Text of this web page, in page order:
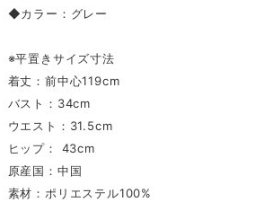
◆カラー：グレー
※平置きサイズ寸法
着丈：前中心119cm
バスト：34cm
ウエスト：31.5cm
ヒップ： 43cm
原産国：中国
素材：ポリエステル100%